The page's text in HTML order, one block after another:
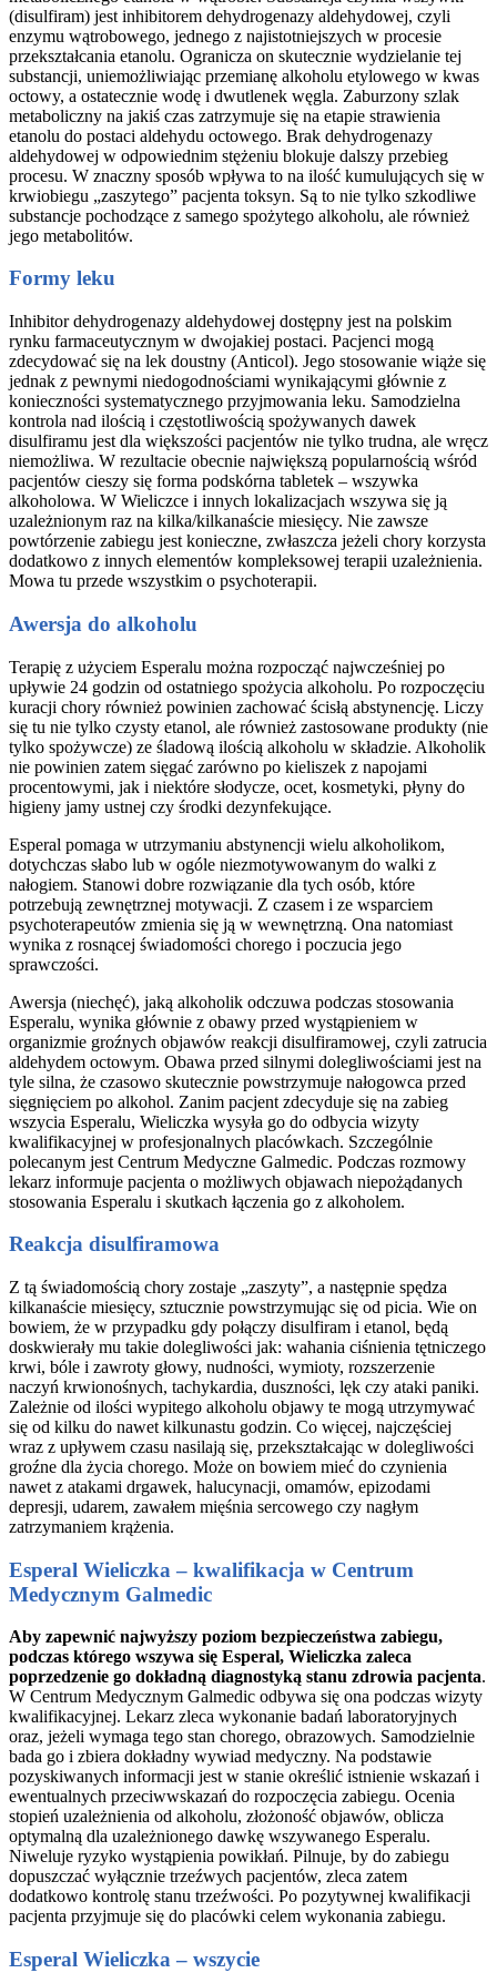
(disulfiram) jest inhibitorem dehydrogenazy aldehydowej, czyli
enzymu wątrobowego, jednego z najistotniejszych w procesie
przekształcania etanolu. Ogranicza on skutecznie wydzielanie tej
substancji, uniemożliwiając przemianę alkoholu etylowego w kwas
octowy, a ostatecznie wodę i dwutlenek węgla. Zaburzony szlak
metaboliczny na jakiś czas zatrzymuje się na etapie strawienia
etanolu do postaci aldehydu octowego. Brak dehydrogenazy
aldehydowej w odpowiednim stężeniu blokuje dalszy przebieg
procesu. W znaczny sposób wpływa to na ilość kumulujących się w
krwiobiegu „zaszytego” pacjenta toksyn. Są to nie tylko szkodliwe
substancje pochodzące z samego spożytego alkoholu, ale również
jego metabolitów.
Formy leku
Inhibitor dehydrogenazy aldehydowej dostępny jest na polskim
rynku farmaceutycznym w dwojakiej postaci. Pacjenci mogą
zdecydować się na lek doustny (Anticol). Jego stosowanie wiąże się
jednak z pewnymi niedogodnościami wynikającymi głównie z
konieczności systematycznego przyjmowania leku. Samodzielna
kontrola nad ilością i częstotliwością spożywanych dawek
disulfiramu jest dla większości pacjentów nie tylko trudna, ale wręcz
niemożliwa. W rezultacie obecnie największą popularnością wśród
pacjentów cieszy się forma podskórna tabletek – wszywka
alkoholowa. W Wieliczce i innych lokalizacjach wszywa się ją
uzależnionym raz na kilka/kilkanaście miesięcy. Nie zawsze
powtórzenie zabiegu jest konieczne, zwłaszcza jeżeli chory korzysta
dodatkowo z innych elementów kompleksowej terapii uzależnienia.
Mowa tu przede wszystkim o psychoterapii.
Awersja do alkoholu
Terapię z użyciem Esperalu można rozpocząć najwcześniej po
upływie 24 godzin od ostatniego spożycia alkoholu. Po rozpoczęciu
kuracji chory również powinien zachować ścisłą abstynencję. Liczy
się tu nie tylko czysty etanol, ale również zastosowane produkty (nie
tylko spożywcze) ze śladową ilością alkoholu w składzie. Alkoholik
nie powinien zatem sięgać zarówno po kieliszek z napojami
procentowymi, jak i niektóre słodycze, ocet, kosmetyki, płyny do
higieny jamy ustnej czy środki dezynfekujące.
Esperal pomaga w utrzymaniu abstynencji wielu alkoholikom,
dotychczas słabo lub w ogóle niezmotywowanym do walki z
nałogiem. Stanowi dobre rozwiązanie dla tych osób, które
potrzebują zewnętrznej motywacji. Z czasem i ze wsparciem
psychoterapeutów zmienia się ją w wewnętrzną. Ona natomiast
wynika z rosnącej świadomości chorego i poczucia jego
sprawczości.
Awersja (niechęć), jaką alkoholik odczuwa podczas stosowania
Esperalu, wynika głównie z obawy przed wystąpieniem w
organizmie groźnych objawów reakcji disulfiramowej, czyli zatrucia
aldehydem octowym. Obawa przed silnymi dolegliwościami jest na
tyle silna, że czasowo skutecznie powstrzymuje nałogowca przed
sięgnięciem po alkohol. Zanim pacjent zdecyduje się na zabieg
wszycia Esperalu, Wieliczka wysyła go do odbycia wizyty
kwalifikacyjnej w profesjonalnych placówkach. Szczególnie
polecanym jest Centrum Medyczne Galmedic. Podczas rozmowy
lekarz informuje pacjenta o możliwych objawach niepożądanych
stosowania Esperalu i skutkach łączenia go z alkoholem.
Reakcja disulfiramowa
Z tą świadomością chory zostaje „zaszyty”, a następnie spędza
kilkanaście miesięcy, sztucznie powstrzymując się od picia. Wie on
bowiem, że w przypadku gdy połączy disulfiram i etanol, będą
doskwierały mu takie dolegliwości jak: wahania ciśnienia tętniczego
krwi, bóle i zawroty głowy, nudności, wymioty, rozszerzenie
naczyń krwionośnych, tachykardia, duszności, lęk czy ataki paniki.
Zależnie od ilości wypitego alkoholu objawy te mogą utrzymywać
się od kilku do nawet kilkunastu godzin. Co więcej, najczęściej
wraz z upływem czasu nasilają się, przekształcając w dolegliwości
groźne dla życia chorego. Może on bowiem mieć do czynienia
nawet z atakami drgawek, halucynacji, omamów, epizodami
depresji, udarem, zawałem mięśnia sercowego czy nagłym
zatrzymaniem krążenia.
Esperal Wieliczka – kwalifikacja w Centrum
Medycznym Galmedic
Aby zapewnić najwyższy poziom bezpieczeństwa zabiegu,
podczas którego wszywa się Esperal, Wieliczka zaleca
poprzedzenie go dokładną diagnostyką stanu zdrowia pacjenta.
W Centrum Medycznym Galmedic odbywa się ona podczas wizyty
kwalifikacyjnej. Lekarz zleca wykonanie badań laboratoryjnych
oraz, jeżeli wymaga tego stan chorego, obrazowych. Samodzielnie
bada go i zbiera dokładny wywiad medyczny. Na podstawie
pozyskiwanych informacji jest w stanie określić istnienie wskazań i
ewentualnych przeciwwskazań do rozpoczęcia zabiegu. Ocenia
stopień uzależnienia od alkoholu, złożoność objawów, oblicza
optymalną dla uzależnionego dawkę wszywanego Esperalu.
Niweluje ryzyko wystąpienia powikłań. Pilnuje, by do zabiegu
dopuszczać wyłącznie trzeźwych pacjentów, zleca zatem
dodatkowo kontrolę stanu trzeźwości. Po pozytywnej kwalifikacji
pacjenta przyjmuje się do placówki celem wykonania zabiegu.
Esperal Wieliczka – wszycie